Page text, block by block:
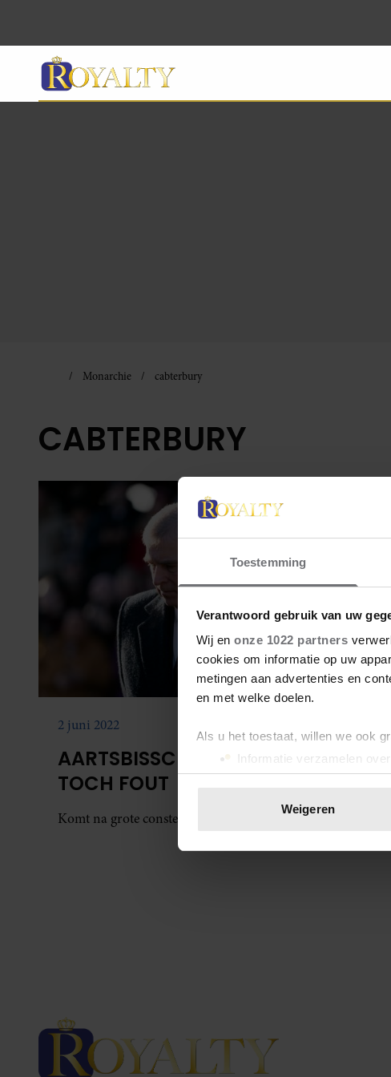
Toestemming
Verantwoord gebruik van uw
Wij en onze 1022 partners
cookies om informatie op uw
metingen aan advertenties en
en met welke doelen.
Als u het toestaat, willen we ook
Informatie verzamelen
Uw apparaat identificeren
toestemming op elk moment
Weigeren
Monarchie cabterbury
CABTERBURY
2 juni 2022
AARTSBISSCHOP: ANDREW
TOCH FOUT
Komt na grote consternatie terug op vergiffenis.